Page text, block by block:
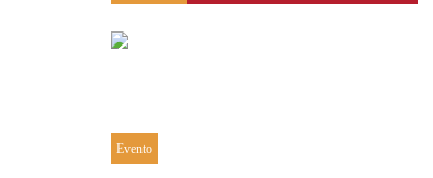
Evento